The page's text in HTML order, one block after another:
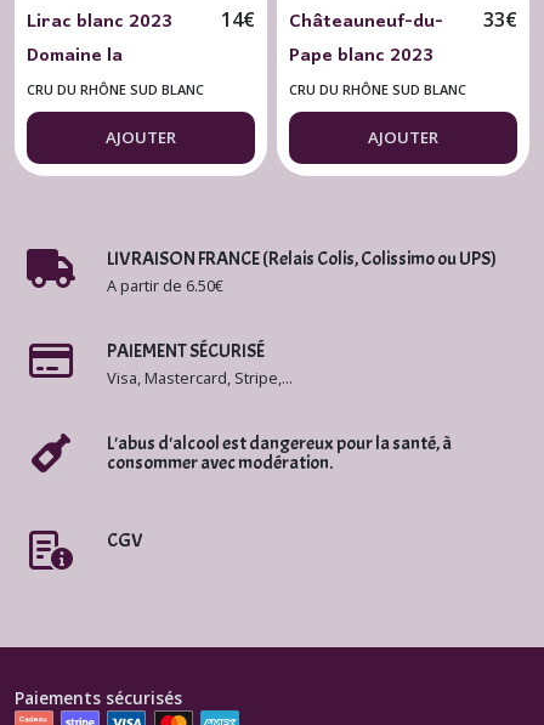
Lirac blanc 2023
Domaine la
Genestière
14€
CRU DU RHÔNE SUD BLANC
AJOUTER
Châteauneuf-du-
Pape blanc 2023
Château la
Genestière
33€
CRU DU RHÔNE SUD BLANC
AJOUTER
LIVRAISON FRANCE (Relais Colis, Colissimo ou UPS)
A partir de 6.50€
PAIEMENT SÉCURISÉ
Visa, Mastercard, Stripe,...
L'abus d'alcool est dangereux pour la santé, à
consommer avec modération.
CGV
Rouge
Afficher
les
Paiements sécurisés